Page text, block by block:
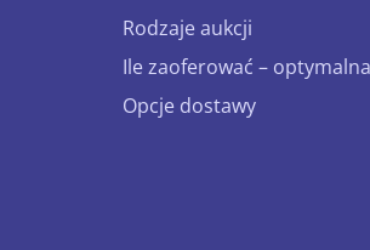
Rodzaje aukcji
Ile zaoferować –
Opcje dostawy